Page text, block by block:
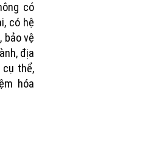
có
có hệ
bảo vệ
địa
thể,
hóa